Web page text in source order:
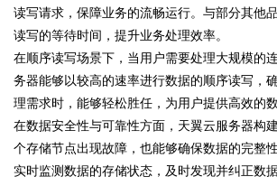
读写请求，保障业务的流畅运行。与部分其他
读写的等待时间，提升业务处理效率。
在顺序读写场景下，当用户需要处理大规模的
务器能够以较高的速率进行数据的顺序读写，
理需求时，能够轻松胜任，为用户提供高效的
在数据安全性与可靠性方面，天翼云服务器构
个存储节点出现故障，也能够确保数据的完整
实时监测数据的存储状态，及时发现并纠正数